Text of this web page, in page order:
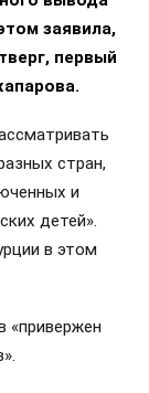
заявила,
первый
стран,
и
детей».
в этом
«привержен